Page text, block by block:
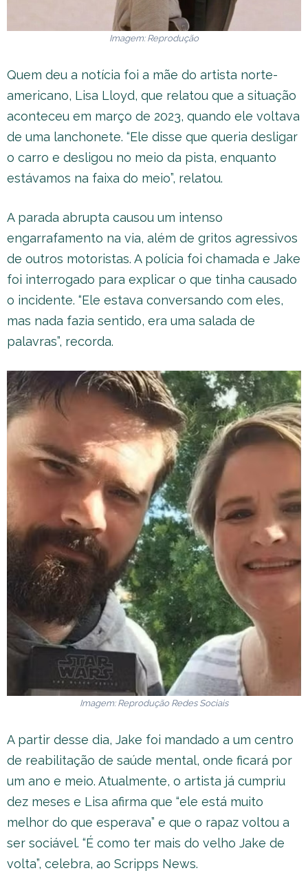
Imagem: Reprodução
Quem deu a notícia foi a mãe do artista norte-
americano, Lisa Lloyd, que relatou que a situação
aconteceu em março de 2023, quando ele voltava
de uma lanchonete. “Ele disse que queria desligar
o carro e desligou no meio da pista, enquanto
estávamos na faixa do meio”, relatou.
A parada abrupta causou um intenso
engarrafamento na via, além de gritos agressivos
de outros motoristas. A polícia foi chamada e Jake
foi interrogado para explicar o que tinha causado
o incidente. “Ele estava conversando com eles,
mas nada fazia sentido, era uma salada de
palavras”, recorda.
Imagem: Reprodução Redes Sociais
A partir desse dia, Jake foi mandado a um centro
de reabilitação de saúde mental, onde ficará por
um ano e meio. Atualmente, o artista já cumpriu
dez meses e Lisa afirma que “ele está muito
melhor do que esperava” e que o rapaz voltou a
ser sociável. “É como ter mais do velho Jake de
volta”, celebra, ao Scripps News.